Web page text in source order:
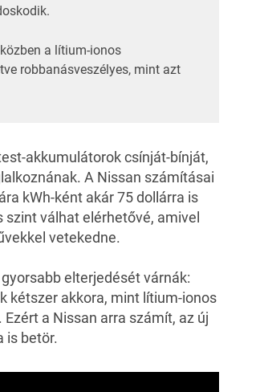
a lítium-ionos
robbanásveszélyes, mint azt
akkumulátorok csínját-bínját,
A Nissan számításai
kWh-ként akár 75 dollárra is
válhat elérhetővé, amivel
vetekedne.
elterjedését várnák:
kétszer akkora, mint lítium-ionos
a Nissan arra számít, az új
is betör.